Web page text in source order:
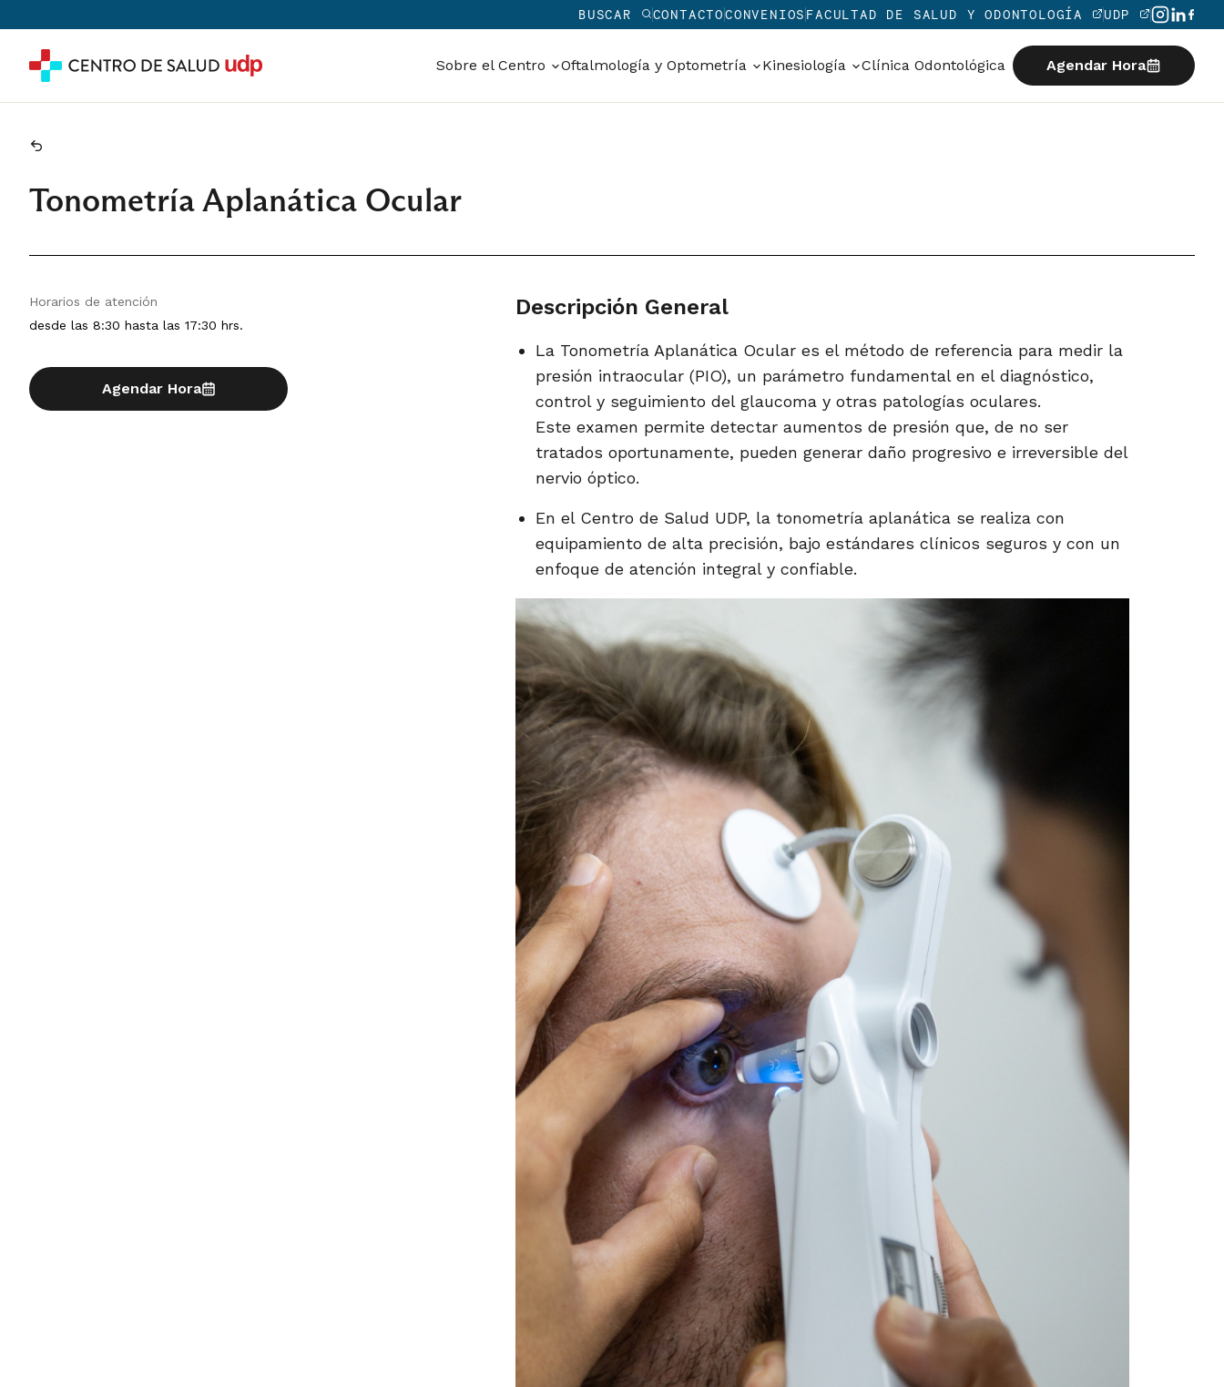
BUSCAR CONTACTOCONVENIOS FACULTAD DE SALUD Y ODONTOLOGÍA UDP
Sobre el Centro Oftalmología y Optometría Kinesiología Clínica Odontológica Agendar Hora
Tonometría Aplanática Ocular
Horarios de atención
desde las 8:30 hasta las 17:30 hrs.
Agendar Hora
Descripción General
La Tonometría Aplanática Ocular es el método de referencia para medir la
presión intraocular (PIO), un parámetro fundamental en el diagnóstico,
control y seguimiento del glaucoma y otras patologías oculares.
Este examen permite detectar aumentos de presión que, de no ser
tratados oportunamente, pueden generar daño progresivo e irreversible del
nervio óptico.
En el Centro de Salud UDP, la tonometría aplanática se realiza con
equipamiento de alta precisión, bajo estándares clínicos seguros y con un
enfoque de atención integral y confiable.